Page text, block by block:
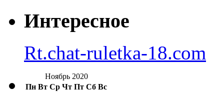
Интересное
Rt.chat-ruletka-18.com
Ноябрь 2020
Пн Вт Ср Чт Пт Сб Вс